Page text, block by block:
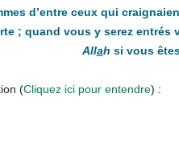
d’entre ceux qui
; quand vous y serez
Allah si vous
(Cliquez ici pour entendre) :